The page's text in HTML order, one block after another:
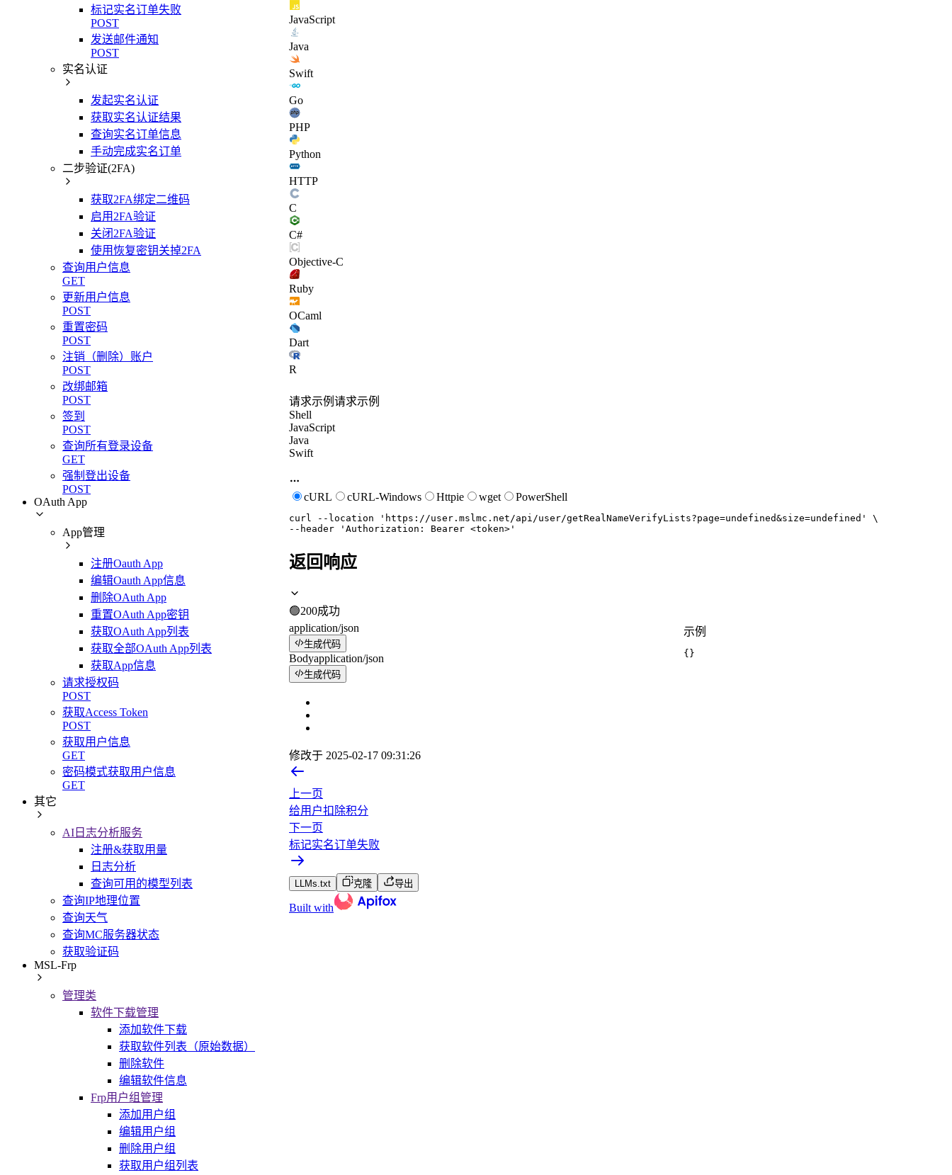
标记实名订单失败
POST
发送邮件通知
POST
实名认证
发起实名认证
获取实名认证结果
查询实名订单信息
手动完成实名订单
二步验证(2FA)
获取2FA绑定二维码
启用2FA验证
关闭2FA验证
使用恢复密钥关掉2FA
查询用户信息
GET
更新用户信息
POST
重置密码
POST
注销（删除）账户
POST
改绑邮箱
POST
签到
POST
查询所有登录设备
GET
强制登出设备
POST
OAuth App
App管理
注册Oauth App
编辑Oauth App信息
删除OAuth App
重置OAuth App密钥
获取OAuth App列表
获取全部OAuth App列表
获取App信息
请求授权码
POST
获取Access Token
POST
获取用户信息
GET
密码模式获取用户信息
GET
其它
AI日志分析服务
注册&获取用量
日志分析
查询可用的模型列表
查询IP地理位置
查询天气
查询MC服务器状态
获取验证码
MSL-Frp
管理类
软件下载管理
添加软件下载
获取软件列表（原始数据）
删除软件
编辑软件信息
Frp用户组管理
添加用户组
编辑用户组
删除用户组
获取用户组列表
JavaScript
Java
Swift
Go
PHP
Python
HTTP
C
C#
Objective-C
Ruby
OCaml
Dart
R
请求示例 请求示例
Shell
JavaScript
Java
Swift
cURL cURL-Windows Httpie wget PowerShell
curl --location 'https://user.mslmc.net/api/user/getRealNameVerifyLists?page=undefined&size=undefined'
--header
'Authorization: Bearer <token>'
返回响应
🟢200成功
application/json
生成代码
Bodyapplication/json
生成代码
示例
{ }
修改于 2025-02-17 09:31:26
上一页
给用户扣除积分
下一页
标记实名订单失败
LLMs.txt 克隆 导出
Built with